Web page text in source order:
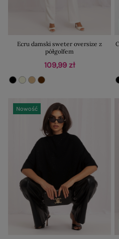
Ecru damski sweter oversize z
półgolfem
109,99 zł
Nowość